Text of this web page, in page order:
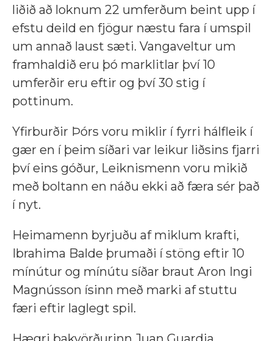
liðið að loknum 22 umferðum beint upp í
efstu deild en fjögur næstu fara í umspil
um annað laust sæti. Vangaveltur um
framhaldið eru þó marklitlar því 10
umferðir eru eftir og því 30 stig í
pottinum.
Yfirburðir Þórs voru miklir í fyrri hálfleik í
gær en í þeim síðari var leikur liðsins fjarri
því eins góður, Leiknismenn voru mikið
með boltann en náðu ekki að færa sér það
í nyt.
Heimamenn byrjuðu af miklum krafti,
Ibrahima Balde þrumaði í stöng eftir 10
mínútur og mínútu síðar braut Aron Ingi
Magnússon ísinn með marki af stuttu
færi eftir laglegt spil.